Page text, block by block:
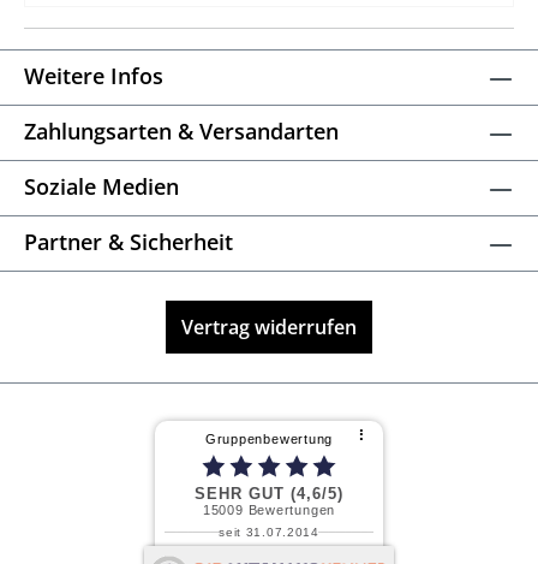
Weitere Infos
Zahlungsarten & Versandarten
Soziale Medien
Partner & Sicherheit
Vertrag widerrufen